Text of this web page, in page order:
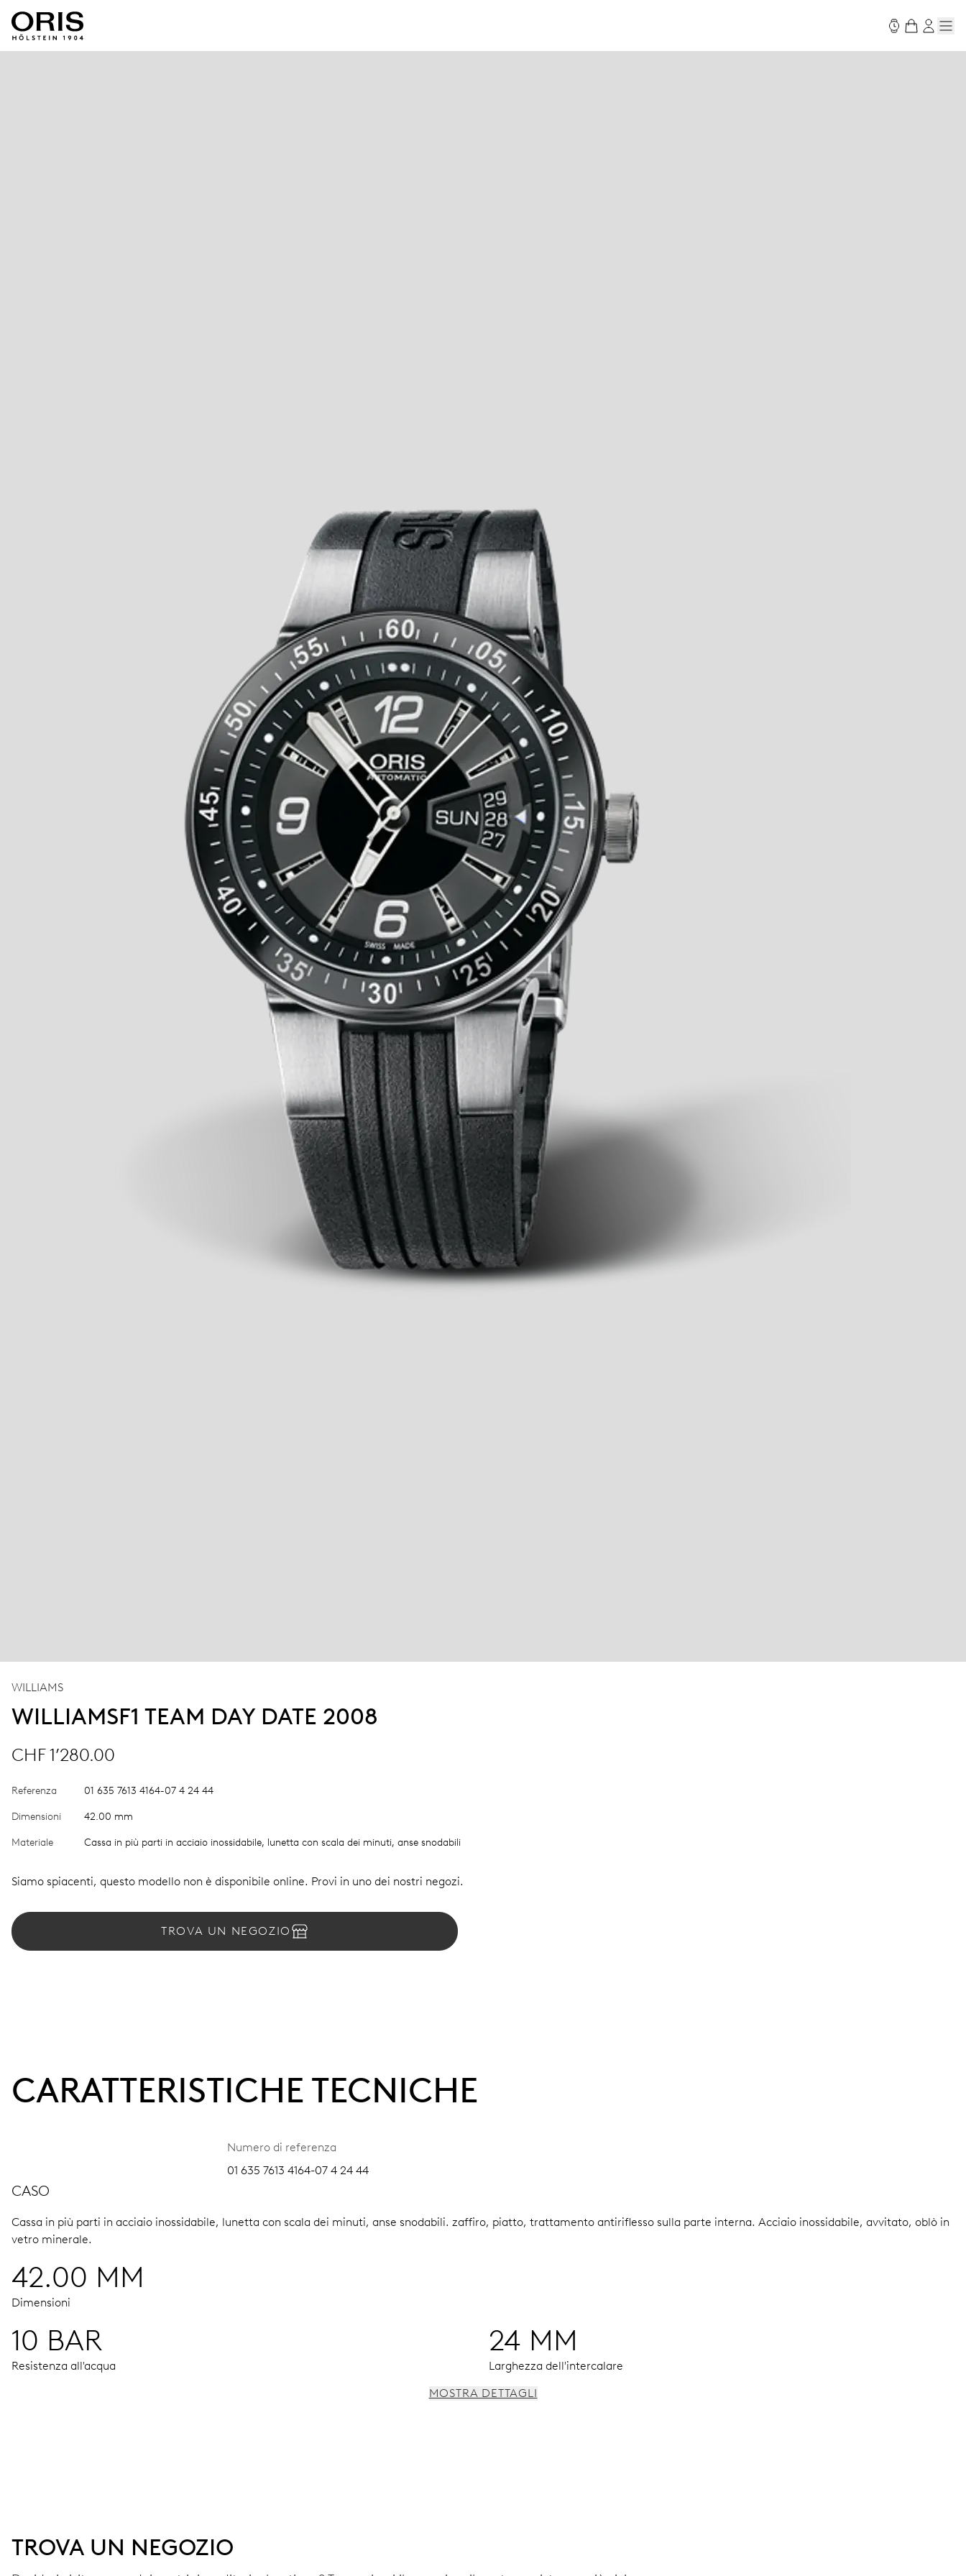
WILLIAMS
WILLIAMSF1 TEAM DAY DATE 2008
CHF 1’280.00
Referenza 01 635 7613 4164-07 4 24 44
Dimensioni 42.00 mm
Materiale Cassa in più parti in acciaio inossidabile, lunetta con scala dei minuti, anse snodabili
Siamo spiacenti, questo modello non è disponibile online. Provi in uno dei nostri negozi.
TROVA UN NEGOZIO
CARATTERISTICHE TECNICHE
Numero di referenza
01 635 7613 4164-07 4 24 44
CASO
Cassa in più parti in acciaio inossidabile, lunetta con scala dei minuti, anse snodabili. zaffiro, piatto, trattamento antiriflesso sulla parte interna. Acciaio inossidabile, avvitato, oblò in
vetro minerale.
42.00 MM
Dimensioni
10 BAR
Resistenza all'acqua
24 MM
Larghezza dell'intercalare
Riserva di carica
MOSTRA DETTAGLI
TROVA UN NEGOZIO